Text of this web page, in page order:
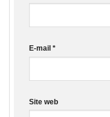
E-mail *
Site web